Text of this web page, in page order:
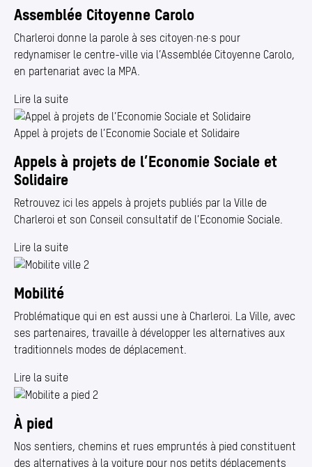
Assemblée Citoyenne Carolo
Charleroi donne la parole à ses citoyen·ne·s pour
redynamiser le centre-ville via l’Assemblée Citoyenne Carolo,
en partenariat avec la MPA.
Lire la suite
Appel à projets de l’Economie Sociale et Solidaire
Appels à projets de l’Economie Sociale et
Solidaire
Retrouvez ici les appels à projets publiés par la Ville de
Charleroi et son Conseil consultatif de l’Economie Sociale.
Lire la suite
Mobilité
Problématique qui en est aussi une à Charleroi. La Ville, avec
ses partenaires, travaille à développer les alternatives aux
traditionnels modes de déplacement.
Lire la suite
À pied
Nos sentiers, chemins et rues empruntés à pied constituent
des alternatives à la voiture pour nos petits déplacements